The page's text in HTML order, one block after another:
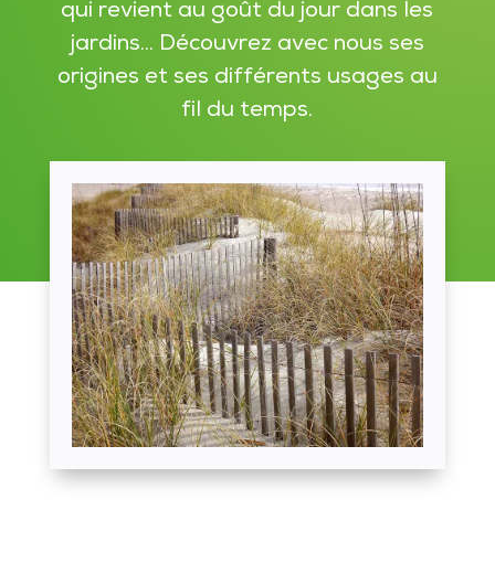
qui revient au goût du jour dans les
jardins... Découvrez avec nous ses
origines et ses différents usages au
fil du temps.